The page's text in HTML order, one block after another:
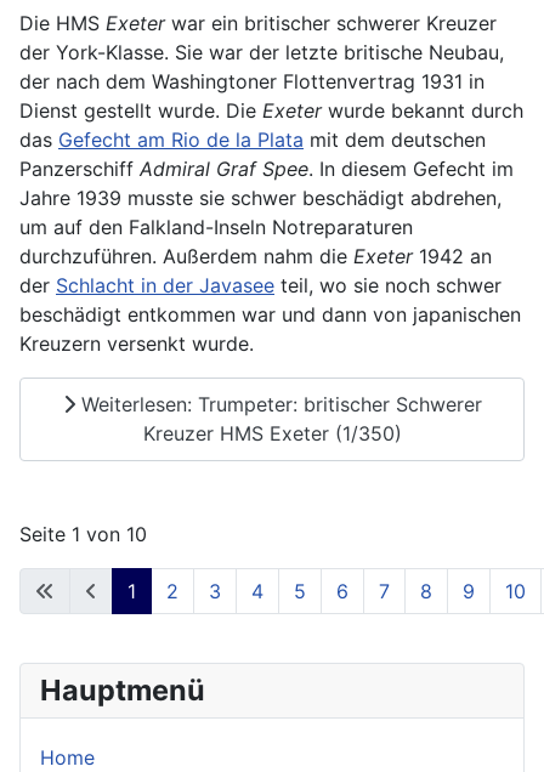
Hauptmenü
Home
Die HMS Exeterwar ein britischer schwerer Kreuzer
der York-Klasse. Sie war der letzte britische Neubau,
der nach dem Washingtoner Flottenvertrag 1931 in
Dienst gestellt wurde. Die Exeterwurde bekannt durch
das Gefecht am Rio de la Plata mit dem deutschen
Panzerschiff Admiral Graf Spee. In diesem Gefecht im
Jahre 1939 musste sie schwer beschädigt abdrehen,
um auf den Falkland-Inseln Notreparaturen
durchzuführen. Außerdem nahm die Exeter1942 an
der Schlacht in der Javasee teil, wo sie noch schwer
beschädigt entkommen war und dann von japanischen
Kreuzern versenkt wurde.
Weiterlesen: Trumpeter: britischer Schwerer
Kreuzer HMS Exeter (1/350)
Seite 1 von 10
1 2 3 4 5 6 7 8 9 10